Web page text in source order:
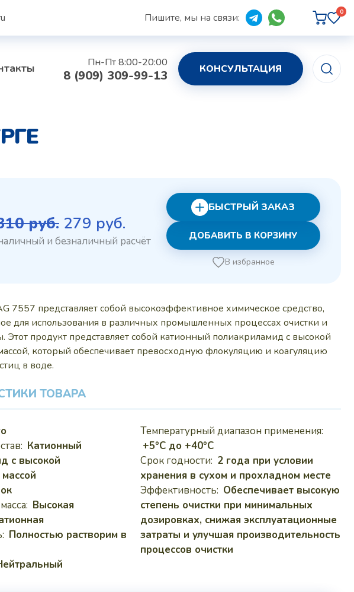
Пишите, мы на связи: 0
Пн-Пт 8:00-20:00
8 (909) 309-99-13 КОНСУЛЬТАЦИЯ
руб. Первоначальная
цена
279 руб.Текущая
цена:
ДОБАВИТЬ В КОРЗИНУ
БЫСТРЫЙ ЗАКАЗ
В избранное
7557 представляет собой высокоэффективное химическое средство,
для использования в различных промышленных процессах очистки и
Этот продукт представляет собой катионный полиакриламид с высокой
который обеспечивает превосходную флокуляцию и коагуляцию
в воде.
ТОВАРА
Катионный
с высокой
Высокая
Полностью растворим в
Температурный диапазон применения:
+5°C до +40°C
Срок годности: 2 года при условии
хранения в сухом и прохладном месте
Эффективность: Обеспечивает высокую
степень очистки при минимальных
дозировках, снижая эксплуатационные
затраты и улучшая производительность
процессов очистки